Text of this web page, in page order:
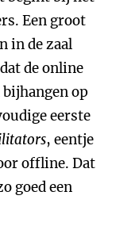
Een groot
in de zaal
de online
op
eerste
, eentje
offline. Dat
goed een